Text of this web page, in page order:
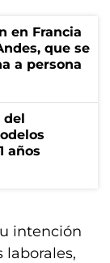
en Francia
que se
a persona
del
años
intención
laborales,